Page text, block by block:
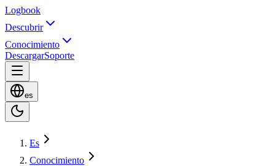
Logbook
Descubrir
Conocimiento
DescargarSoporte
es
Es
Conocimiento